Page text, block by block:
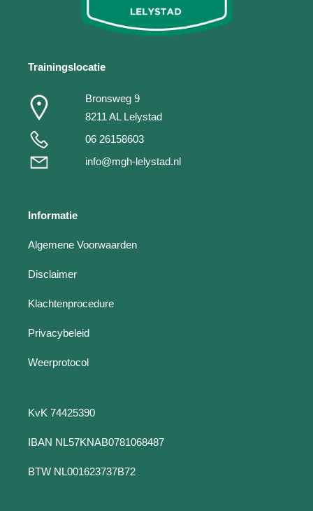
Trainingslocatie
Bronsweg 9
8211 AL Lelystad
06 26158603
info@mgh-lelystad.nl
Informatie
Algemene Voorwaarden
Disclaimer
Klachtenprocedure
Privacybeleid
Weerprotocol
KvK 74425390
IBAN NL57KNAB0781068487
BTW NL001623737B72